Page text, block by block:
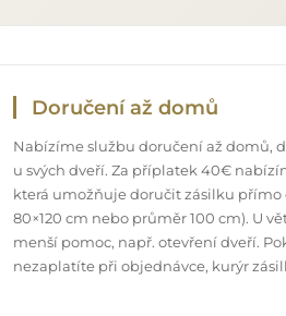
Doručení až domů
Nabízíme službu doručení až domů,
u svých dveří. Za příplatek 40€
která umožňuje doručit zásilku přímo
80×120 cm nebo průměr 100 cm). U
menší pomoc, např. otevření dveří.
nezaplatíte při objednávce, kurýr